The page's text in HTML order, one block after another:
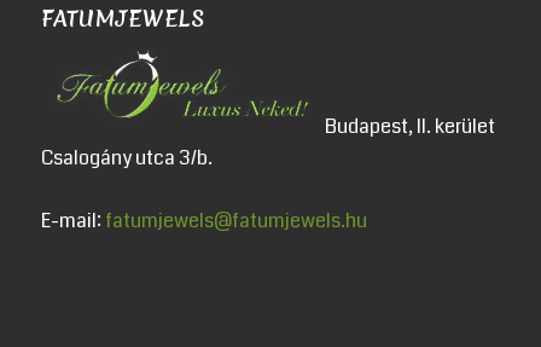
FATUMJEWELS
Budapest, II. kerület
Csalogány utca 3/b.
E-mail: fatumjewels@fatumjewels.hu